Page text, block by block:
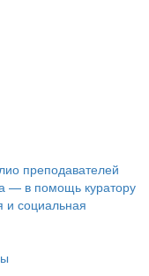
преподавателей
— в помощь куратору
и социальная